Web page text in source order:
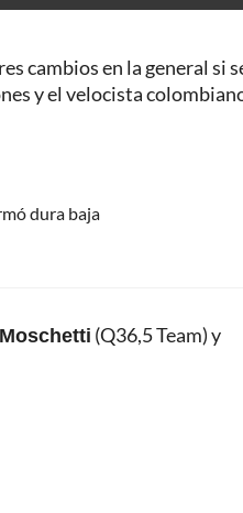
cambios en la general si
y el velocista
dura baja
(Q36,5 Team) y